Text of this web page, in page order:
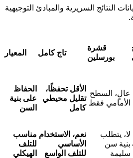
النتائج السريرية والمبادئ التوجيهية
المعيار تاج كامل
قشرة
بورسلين
الحفاظ
على بنية
السن
الأقل تحفظًا،
تقليل محيطي
كامل
عالٍ، السطح
الأمامي فقط
مناسب
للتلف
الهيكلي
نعم، الاستخدام
الأساسي
للتلف الواسع
لا، يتطلب
بنية سن
سليمة